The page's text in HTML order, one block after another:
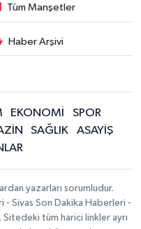
Tüm Manşetler
Haber Arşivi
EKONOMİ
SPOR
SAĞLIK
ASAYİŞ
yazarları sorumludur.
- Sivas Son Dakika Haberleri -
tüm harici linkler ayrı